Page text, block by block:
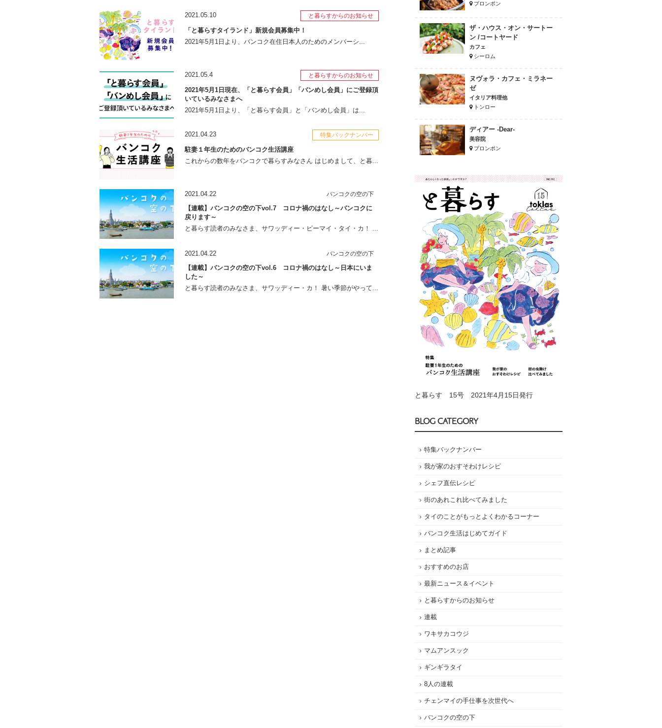
2021.05.10 と暮らすからのお知らせ
「と暮らすタイランド」新規会員募集中！
2021年5月1日より、バンコク在住日本人のためのメンバーシ...
2021.05.4 と暮らすからのお知らせ
2021年5月1日現在、「と暮らす会員」「バンめし会員」にご登録頂
いているみなさまへ
2021年5月1日より、「と暮らす会員」と「バンめし会員」は...
2021.04.23 特集バックナンバー
駐妻１年生のためのバンコク生活講座
これからの数年をバンコクで暮らすみなさん はじめまして、と暮...
2021.04.22 バンコクの空の下
【連載】バンコクの空の下vol.7 コロナ禍のはなし～バンコクに
戻ります～
と暮らす読者のみなさま、サワッディー・ピーマイ・タイ・カ！ ...
2021.04.22 バンコクの空の下
【連載】バンコクの空の下vol.6 コロナ禍のはなし～日本にいま
した～
と暮らす読者のみなさま、サワッディー・カ！ 暑い季節がやって...
プロンポン
ザ・ハウス・オン・サートー
ン /コートヤード
カフェ
シーロム
ヌヴォラ・カフェ・ミラネー
ゼ
イタリア料理他
トンロー
ディアー -Dear-
美容院
プロンポン
と暮らす 15号 2021年4月15日発行
BLOG CATEGORY
特集バックナンバー
我が家のおすそわけレシピ
シェフ直伝レシピ
街のあれこれ比べてみました
タイのことがもっとよくわかるコーナー
バンコク生活はじめてガイド
まとめ記事
おすすめのお店
最新ニュース＆イベント
と暮らすからのお知らせ
連載
ワキサカコウジ
マムアンスック
ギンギラタイ
8人の連載
チェンマイの手仕事を次世代へ
バンコクの空の下